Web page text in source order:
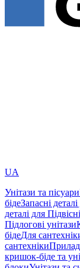
UA
Унітази та пісуари
бідеЗапасні
деталі для
Підлогові унітази
бідеДля
сантехніки
кришок-біде та